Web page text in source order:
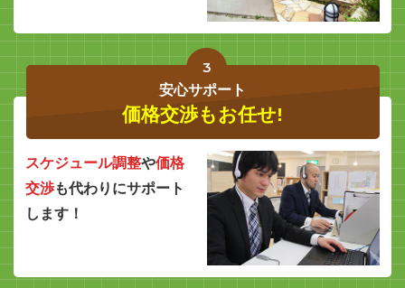
3
安心サポート
価格交渉もお任せ!
スケジュール調整や価格
交渉も代わりにサポート
します！